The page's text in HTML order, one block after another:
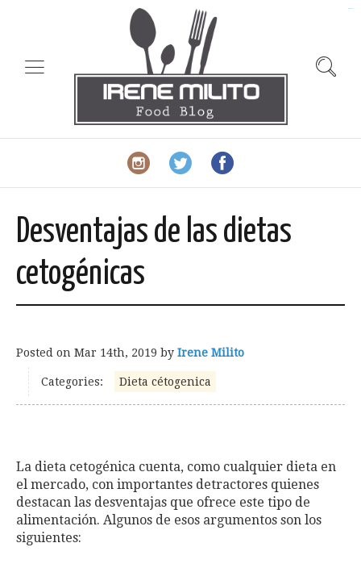
Desventajas de las dietas
cetogénicas
Posted on Mar 14th, 2019 by Irene Milito
Categories: Dieta cétogenica
La dieta cetogénica cuenta, como cualquier dieta en
el mercado, con importantes detractores quienes
destacan las desventajas que ofrece este tipo de
alimentación. Algunos de esos argumentos son los
siguientes: